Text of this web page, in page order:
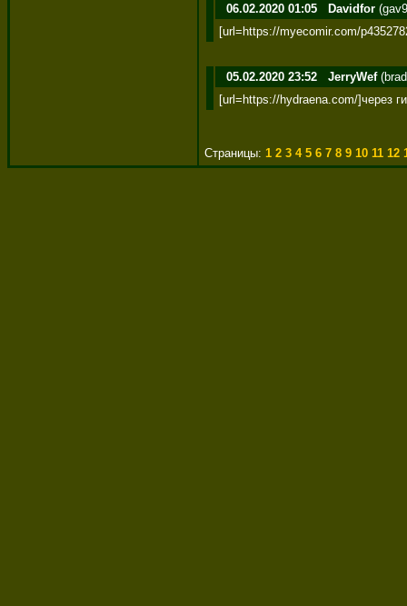
06.02.2020 01:05 Davidfor
[url=https://myecomir.com/
05.02.2020 23:52 JerryWef
[url=https://hydraena.com/]через
Страницы: 1 2 3 4 5 6 7 8 9 10 11 12